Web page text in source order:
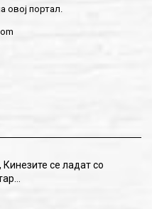
овој портал.
се ладат со